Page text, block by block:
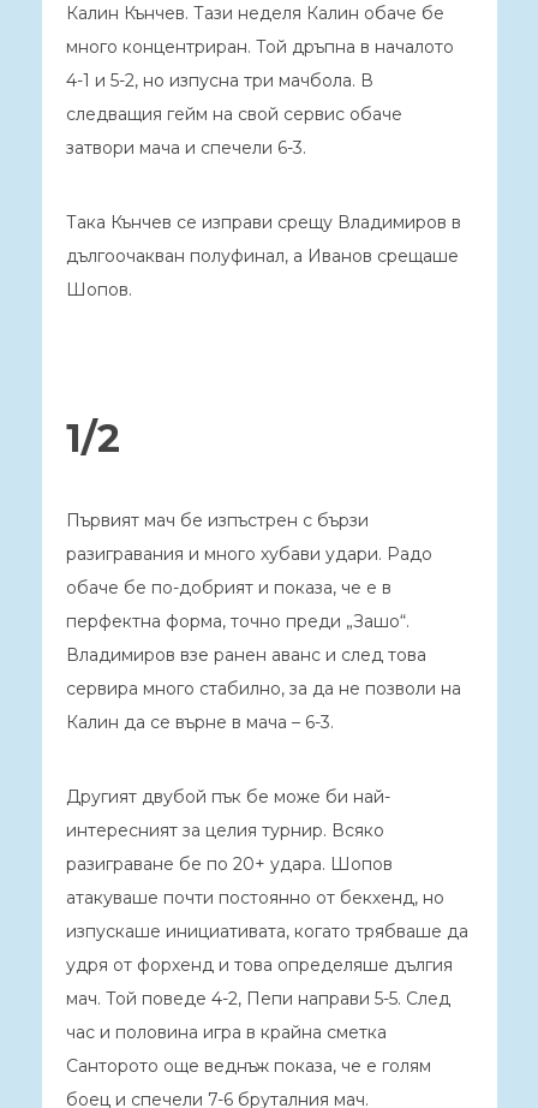
Калин Кънчев. Тази неделя Калин обаче бе
много концентриран. Той дръпна в началото
4-1 и 5-2, но изпусна три мачбола. В
следващия гейм на свой сервис обаче
затвори мача и спечели 6-3.
Така Кънчев се изправи срещу Владимиров в
дългоочакван полуфинал, а Иванов срещаше
Шопов.
1/2
Първият мач бе изпъстрен с бързи
разигравания и много хубави удари. Радо
обаче бе по-добрият и показа, че е в
перфектна форма, точно преди „Зашо“.
Владимиров взе ранен аванс и след това
сервира много стабилно, за да не позволи на
Калин да се върне в мача – 6-3.
Другият двубой пък бе може би най-
интересният за целия турнир. Всяко
разиграване бе по 20+ удара. Шопов
атакуваше почти постоянно от бекхенд, но
изпускаше инициативата, когато трябваше да
удря от форхенд и това определяше дългия
мач. Той поведе 4-2, Пепи направи 5-5. След
час и половина игра в крайна сметка
Санторото още веднъж показа, че е голям
боец и спечели 7-6 бруталния мач.